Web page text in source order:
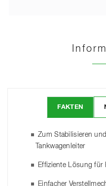
FAKTEN
Zum Stabilisieren
Tankwagenleiter
Effiziente Lösung
Einfacher